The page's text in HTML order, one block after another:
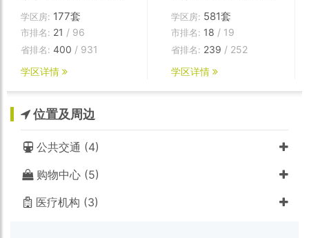
学区房: 177套
市排名: 21 / 96
省排名: 400 / 931
学区详情
学区房: 581套
市排名: 18 / 19
省排名: 239 / 252
学区详情
位置及周边
公共交通 (4)
购物中心 (5)
医疗机构 (3)